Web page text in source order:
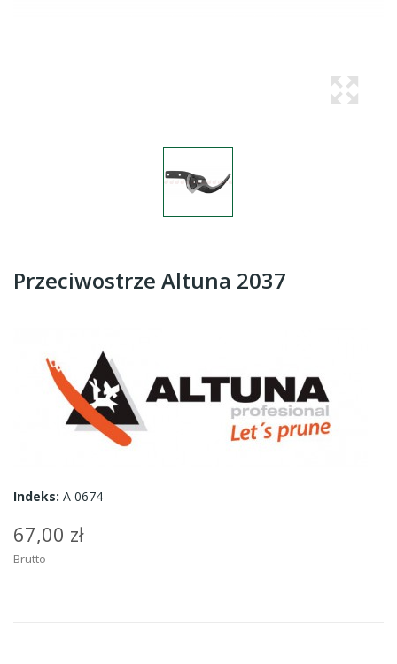
Przeciwostrze Altuna 2037
Indeks: A 0674
67,00 zł
Brutto